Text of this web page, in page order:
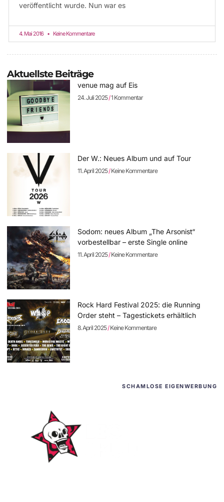
veröffentlicht wurde. Nun war es
4. Mai 2016 Keine Kommentare
Aktuellste Beiträge
venue mag auf Eis
24. Juli 2025 1 Kommentar
Der W.: Neues Album und auf Tour
11. April 2025 Keine Kommentare
Sodom: neues Album „The Arsonist“
vorbestellbar – erste Single online
11. April 2025 Keine Kommentare
Rock Hard Festival 2025: die Running
Order steht – Tagestickets erhältlich
8. April 2025 Keine Kommentare
SCHAMLOSE EIGENWERBUNG